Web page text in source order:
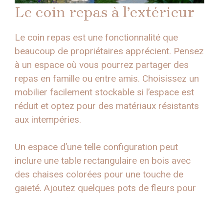
Le coin repas à l’extérieur
Le coin repas est une fonctionnalité que
beaucoup de propriétaires apprécient. Pensez
à un espace où vous pourrez partager des
repas en famille ou entre amis. Choisissez un
mobilier facilement stockable si l’espace est
réduit et optez pour des matériaux résistants
aux intempéries.
Un espace d’une telle configuration peut
inclure une table rectangulaire en bois avec
des chaises colorées pour une touche de
gaieté. Ajoutez quelques pots de fleurs pour